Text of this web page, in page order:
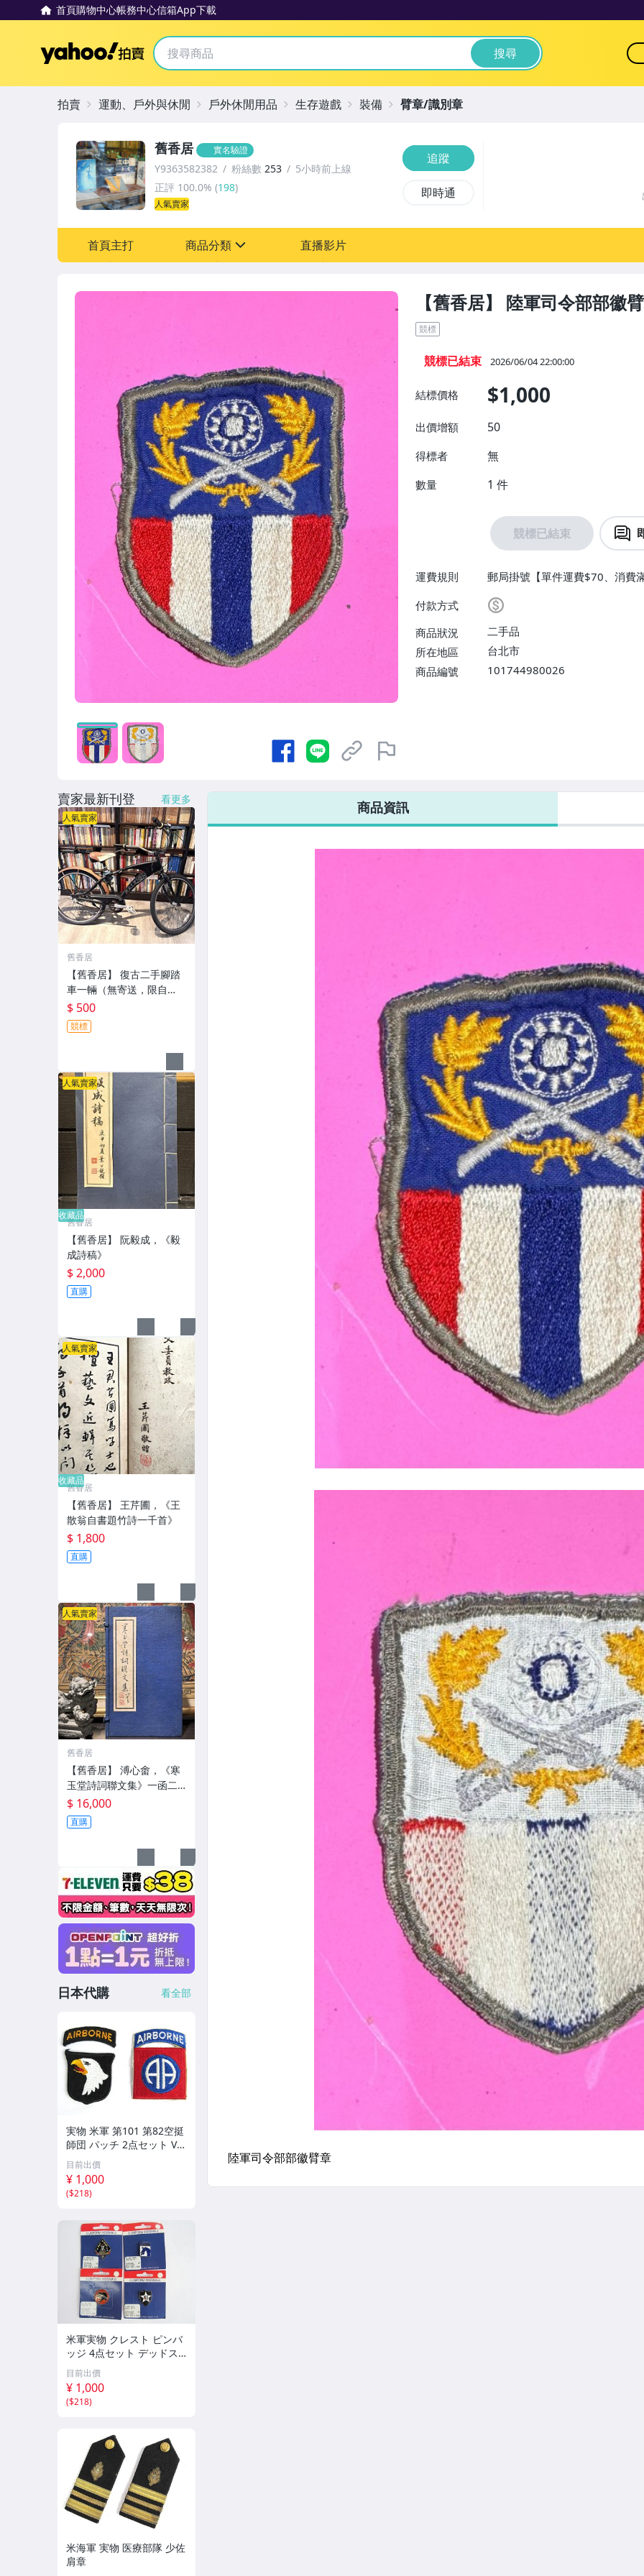
首頁購物中心帳務中心信箱App下載
Yahoo拍賣 搜尋
收藏品
【舊香居】 陸軍司令部部徽
競標
競標已結束 2026/06/04 22:00:00
結標價格 $1,000
出價增額 50
得標者 無
數量 1 件
競標已結束
運費規則
郵局掛號【單件運費$70、消費
【免運費】
付款方式
商品狀況
二手品
所在地區
台北市
商品編號
101744980026
舊香居 實名驗證
Y9363582382 粉絲數 253
5小時前上線
正評 100.0% (198)
人氣賣家
追蹤
即時通
首頁主打 商品分類 直播影片
拍賣 運動、戶外與休閒 戶外休閒用品 生存遊戲 裝備 臂章/識別章
商品資訊
賣家最新刊登 看更多
人氣賣家
舊香居
【舊香居】 復古二手腳踏
車一輛（無寄送，限自
取）
$ 500
競標
人氣賣家
收藏品
舊香居
【舊香居】 阮毅成，《毅
成詩稿》
$ 2,000
直購
人氣賣家
收藏品
舊香居
【舊香居】 王芹圃，《王
散翁自書題竹詩一千首》
$ 1,800
直購
人氣賣家
舊香居
【舊香居】 溥心畬，《寒
玉堂詩詞聯文集》一函二
冊
$ 16,000
直購
日本代購 看全部
実物 米軍 第101 第82空挺
師団 パッチ 2点セット VIE
TNAM期
目前出價
¥ 1,000
($218)
米軍実物 クレスト ピンバ
ッジ 4点セット デッドス
トック
目前出價
¥ 1,000
($218)
米海軍 実物 医療部隊 少佐
肩章